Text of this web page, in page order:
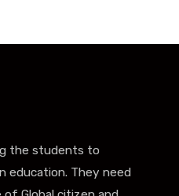
the students to
education. They need